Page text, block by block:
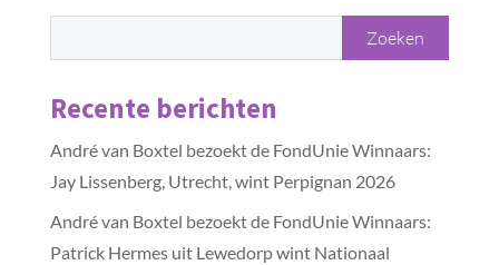
Recente berichten
André van Boxtel bezoekt de FondUnie Winnaars:
Jay Lissenberg, Utrecht, wint Perpignan 2026
André van Boxtel bezoekt de FondUnie Winnaars:
Patrick Hermes uit Lewedorp wint Nationaal